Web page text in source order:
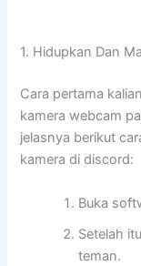
1. Hidupkan Dan
Cara pertama
kamera webcam
jelasnya berikut
kamera di discord:
Buka
Setelah
teman.